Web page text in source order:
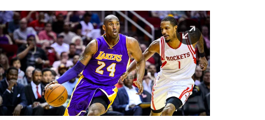
nord
wahrheit
verlag
verlag
veranstaltungen